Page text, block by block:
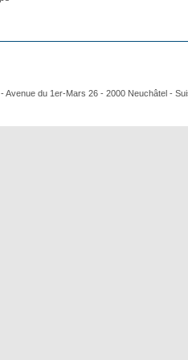
- Avenue du 1er-Mars 26 - 2000 Neuchâtel -